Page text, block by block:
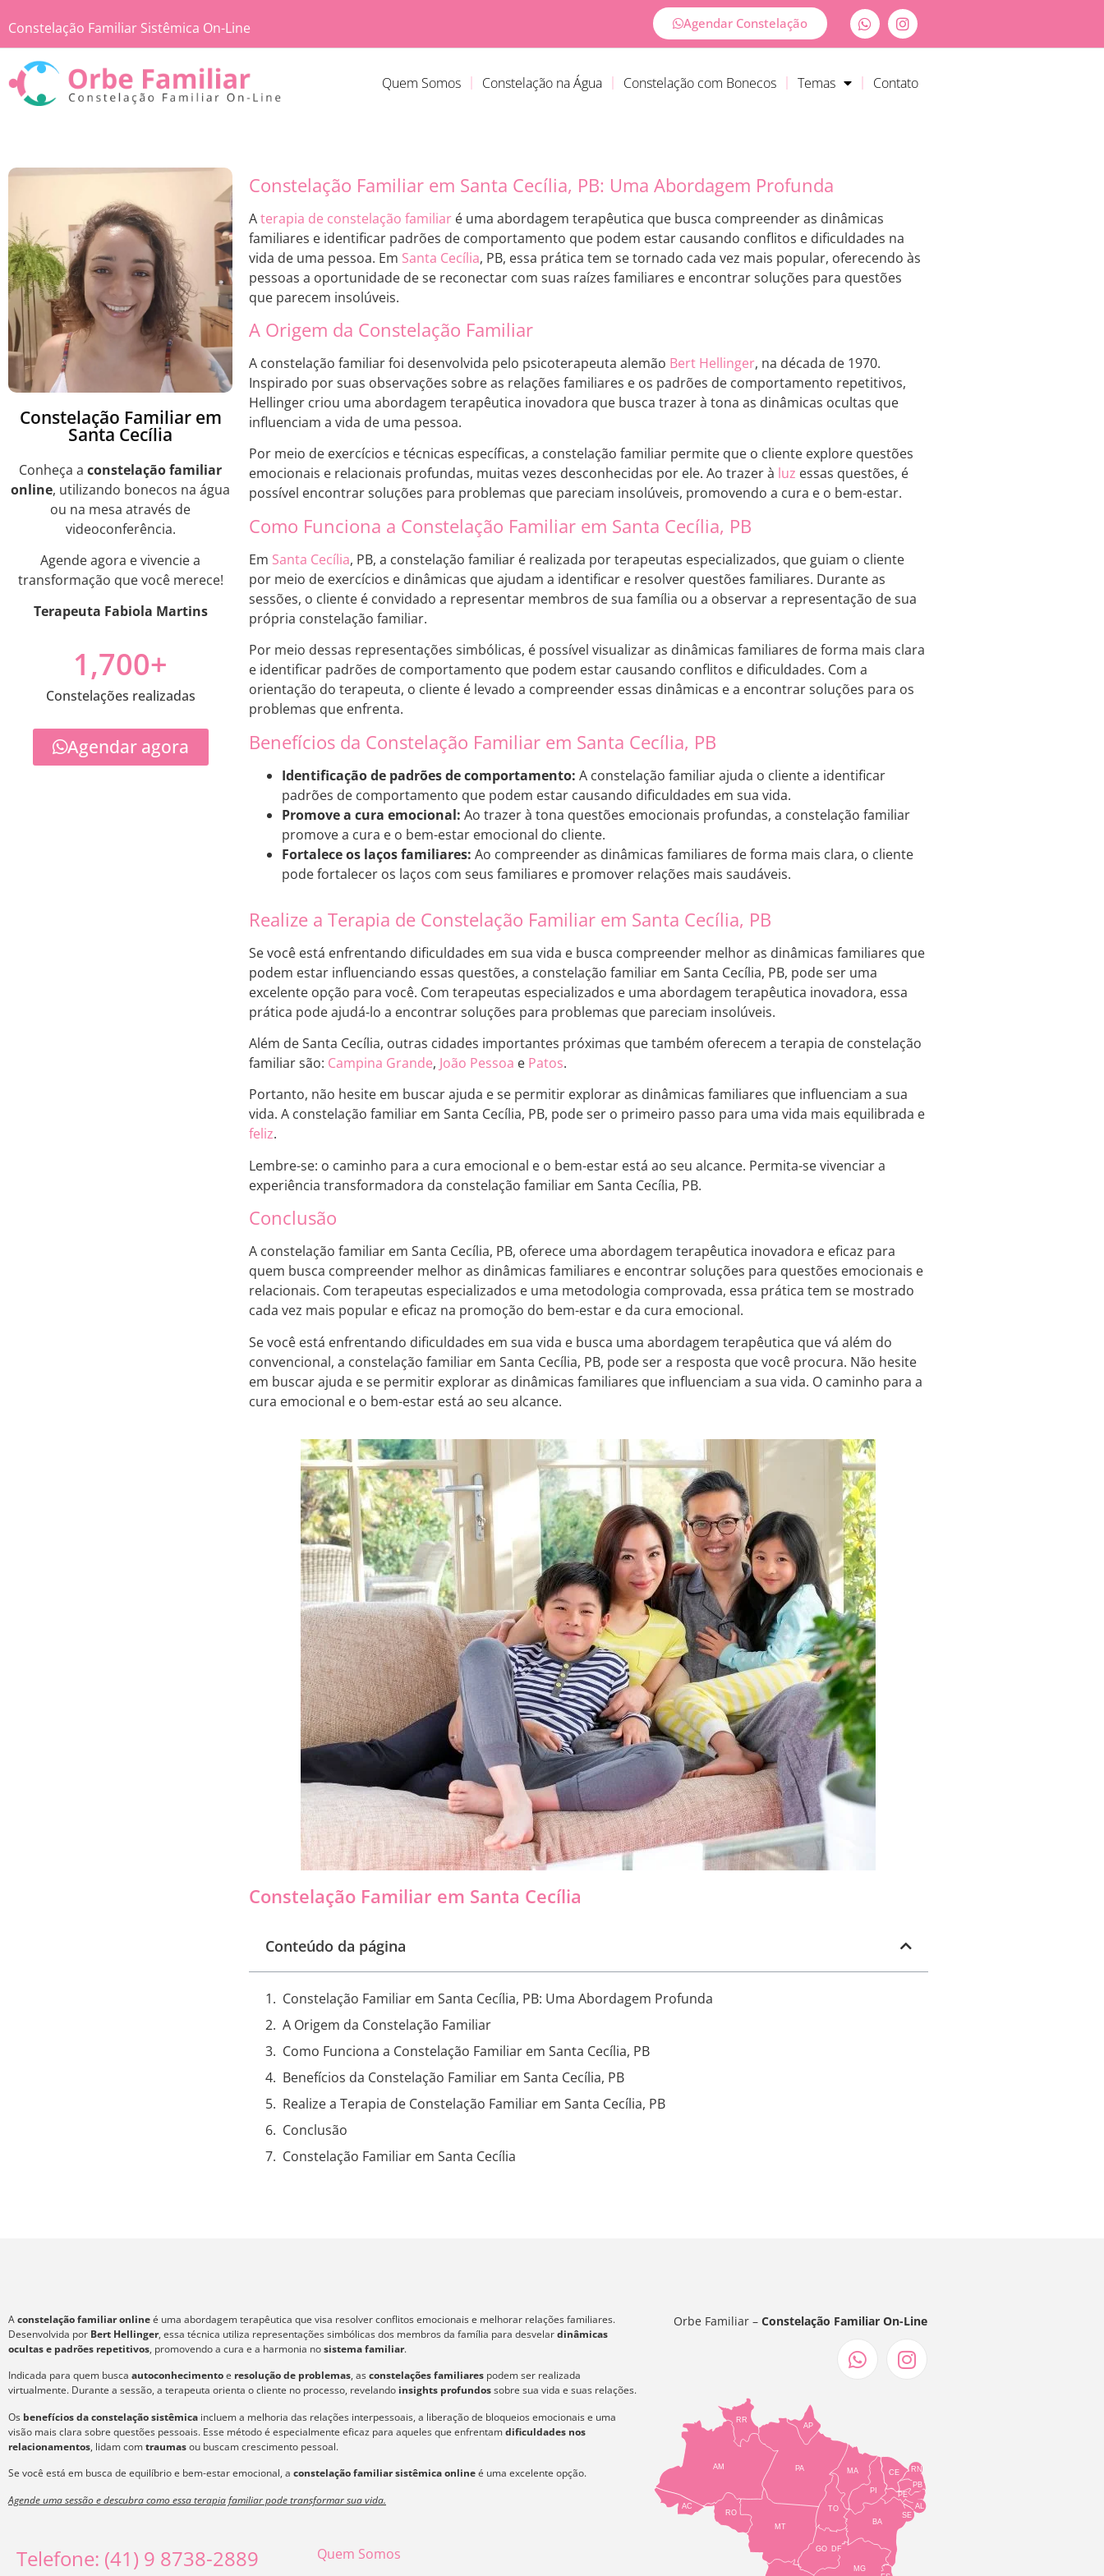
Constelação Familiar Sistêmica On-Line Agendar Constelação
Quem Somos Constelação na Água Constelação com Bonecos Temas Contato
Constelação Familiar em
Santa Cecília
Conheça a constelação familiar
online, utilizando bonecos na água
ou na mesa através de
videoconferência.
Agende agora e vivencie a
transformação que você merece!
Terapeuta Fabiola Martins
Constelações realizadas
1,700+
Agendar agora
Constelação Familiar em Santa Cecília, PB: Uma Abordagem Profunda
Aterapia de constelação familiar é uma abordagem terapêutica que busca compreender as dinâmicas
familiares e identificar padrões de comportamento que podem estar causando conflitos e dificuldades na
vida de uma pessoa. Em Santa Cecília, PB, essa prática tem se tornado cada vez mais popular, oferecendo às
pessoas a oportunidade de se reconectar com suas raízes familiares e encontrar soluções para questões
que parecem insolúveis.
A Origem da Constelação Familiar
A constelação familiar foi desenvolvida pelo psicoterapeuta alemão Bert Hellinger, na década de 1970.
Inspirado por suas observações sobre as relações familiares e os padrões de comportamento repetitivos,
Hellinger criou uma abordagem terapêutica inovadora que busca trazer à tona as dinâmicas ocultas que
influenciam a vida de uma pessoa.
Por meio de exercícios e técnicas específicas, a constelação familiar permite que o cliente explore questões
emocionais e relacionais profundas, muitas vezes desconhecidas por ele. Ao trazer à luz essas questões, é
possível encontrar soluções para problemas que pareciam insolúveis, promovendo a cura e o bem-estar.
Como Funciona a Constelação Familiar em Santa Cecília, PB
Em Santa Cecília, PB, a constelação familiar é realizada por terapeutas especializados, que guiam o cliente
por meio de exercícios e dinâmicas que ajudam a identificar e resolver questões familiares. Durante as
sessões, o cliente é convidado a representar membros de sua família ou a observar a representação de sua
própria constelação familiar.
Por meio dessas representações simbólicas, é possível visualizar as dinâmicas familiares de forma mais clara
e identificar padrões de comportamento que podem estar causando conflitos e dificuldades. Com a
orientação do terapeuta, o cliente é levado a compreender essas dinâmicas e a encontrar soluções para os
problemas que enfrenta.
Benefícios da Constelação Familiar em Santa Cecília, PB
Identificação de padrões de comportamento: A constelação familiar ajuda o cliente a identificar
padrões de comportamento que podem estar causando dificuldades em sua vida.
Promove a cura emocional: Ao trazer à tona questões emocionais profundas, a constelação familiar
promove a cura e o bem-estar emocional do cliente.
Fortalece os laços familiares: Ao compreender as dinâmicas familiares de forma mais clara, o cliente
pode fortalecer os laços com seus familiares e promover relações mais saudáveis.
Realize a Terapia de Constelação Familiar em Santa Cecília, PB
Se você está enfrentando dificuldades em sua vida e busca compreender melhor as dinâmicas familiares que
podem estar influenciando essas questões, a constelação familiar em Santa Cecília, PB, pode ser uma
excelente opção para você. Com terapeutas especializados e uma abordagem terapêutica inovadora, essa
prática pode ajudá-lo a encontrar soluções para problemas que pareciam insolúveis.
Além de Santa Cecília, outras cidades importantes próximas que também oferecem a terapia de constelação
familiar são: Campina Grande, João Pessoa e Patos.
Portanto, não hesite em buscar ajuda e se permitir explorar as dinâmicas familiares que influenciam a sua
vida. A constelação familiar em Santa Cecília, PB, pode ser o primeiro passo para uma vida mais equilibrada e
feliz.
Lembre-se: o caminho para a cura emocional e o bem-estar está ao seu alcance. Permita-se vivenciar a
experiência transformadora da constelação familiar em Santa Cecília, PB.
Conclusão
A constelação familiar em Santa Cecília, PB, oferece uma abordagem terapêutica inovadora e eficaz para
quem busca compreender melhor as dinâmicas familiares e encontrar soluções para questões emocionais e
relacionais. Com terapeutas especializados e uma metodologia comprovada, essa prática tem se mostrado
cada vez mais popular e eficaz na promoção do bem-estar e da cura emocional.
Se você está enfrentando dificuldades em sua vida e busca uma abordagem terapêutica que vá além do
convencional, a constelação familiar em Santa Cecília, PB, pode ser a resposta que você procura. Não hesite
em buscar ajuda e se permitir explorar as dinâmicas familiares que influenciam a sua vida. O caminho para a
cura emocional e o bem-estar está ao seu alcance.
Constelação Familiar em Santa Cecília
Conteúdo da página
Constelação Familiar em Santa Cecília, PB: Uma Abordagem Profunda
A Origem da Constelação Familiar
Como Funciona a Constelação Familiar em Santa Cecília, PB
Benefícios da Constelação Familiar em Santa Cecília, PB
Realize a Terapia de Constelação Familiar em Santa Cecília, PB
Conclusão
Constelação Familiar em Santa Cecília
Aconstelação familiar onlineé uma abordagem terapêutica que visa resolver conflitos emocionais e melhorar relações familiares.
Desenvolvida por Bert Hellinger, essa técnica utiliza representações simbólicas dos membros da família para desvelardinâmicas
ocultas e padrões repetitivos, promovendo a cura e a harmonia nosistema familiar.
Indicada para quem busca autoconhecimentoe resolução de problemas, asconstelações familiares podem ser realizada
virtualmente. Durante a sessão, a terapeuta orienta o cliente no processo, revelando insights profundossobre sua vida e suas relações.
Os benefícios da constelação sistêmica incluem a melhoria das relações interpessoais, a liberação de bloqueios emocionais e uma
visão mais clara sobre questões pessoais. Esse método é especialmente eficaz para aqueles que enfrentamdificuldades nos
relacionamentos, lidam comtraumasou buscam crescimento pessoal.
Se você está em busca de equilíbrio e bem-estar emocional, a constelação familiar sistêmica onlineé uma excelente opção.
Agende uma sessão e descubra como essa terapia familiar pode transformar sua vida.
Telefone: (41) 9 8738-2889 Quem Somos
Orbe Familiar –Constelação Familiar On-Line
TO
BA
SE
PE
AL
RN
CE
PI
MA
AP
PA
RR
AM
AC
RO
MT
GO
MG
DF
PB